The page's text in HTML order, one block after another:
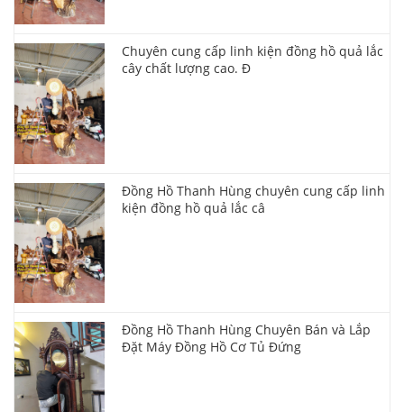
Chuyên cung cấp linh kiện đồng hồ quả lắc
cây chất lượng cao. Đ
Đồng Hồ Thanh Hùng chuyên cung cấp linh
kiện đồng hồ quả lắc câ
Đồng Hồ Thanh Hùng Chuyên Bán và Lắp
Đặt Máy Đồng Hồ Cơ Tủ Đứng